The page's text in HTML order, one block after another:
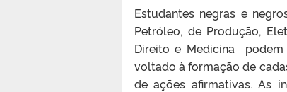
Estudantes negras e
Petróleo, de Produção,
Direito e Medicina podem
voltado à formação de
de ações afirmativas. As